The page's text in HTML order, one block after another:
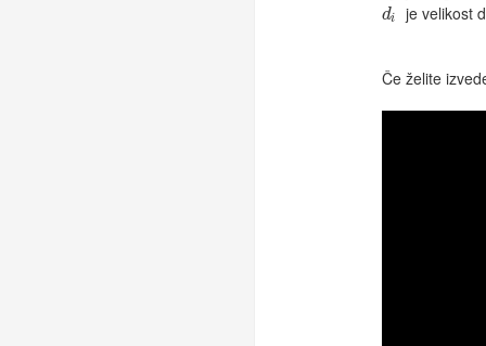
di
di je velikost
Če želite